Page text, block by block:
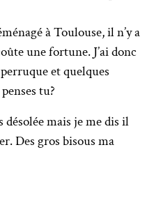
à Toulouse, il n’y a
une fortune. J’ai donc
et quelques
tu?
désolée mais je me dis il
Des gros bisous ma